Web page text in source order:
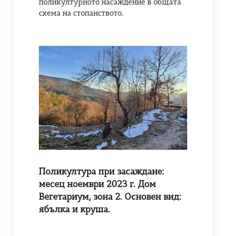
схема на стопанството.
Поликултура при засаждане:
месец ноември 2023 г. Дом
Вегетариум, зона 2. Основен вид:
ябълка и круша.